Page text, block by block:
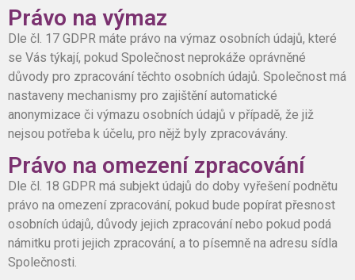
Právo na výmaz
Dle čl. 17 GDPR máte právo na výmaz osobních údajů, které
se Vás týkají, pokud Společnost neprokáže oprávněné
důvody pro zpracování těchto osobních údajů. Společnost má
nastaveny mechanismy pro zajištění automatické
anonymizace či výmazu osobních údajů v případě, že již
nejsou potřeba k účelu, pro nějž byly zpracovávány.
Právo na omezení zpracování
Dle čl. 18 GDPR má subjekt údajů do doby vyřešení podnětu
právo na omezení zpracování, pokud bude popírat přesnost
osobních údajů, důvody jejich zpracování nebo pokud podá
námitku proti jejich zpracování, a to písemně na adresu sídla
Společnosti.